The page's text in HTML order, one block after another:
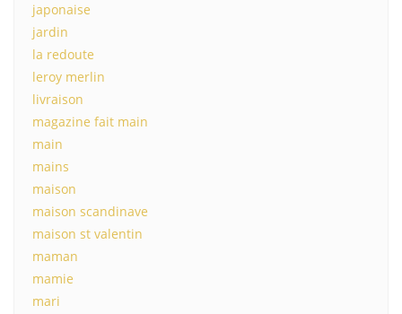
japonaise
jardin
la redoute
leroy merlin
livraison
magazine fait main
main
mains
maison
maison scandinave
maison st valentin
maman
mamie
mari